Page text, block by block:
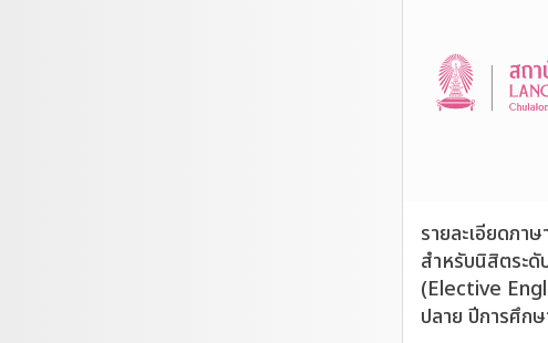
รายละเอียดภา
สำหรับนิสิตระ
(Elective
ปลาย ปีการศึก